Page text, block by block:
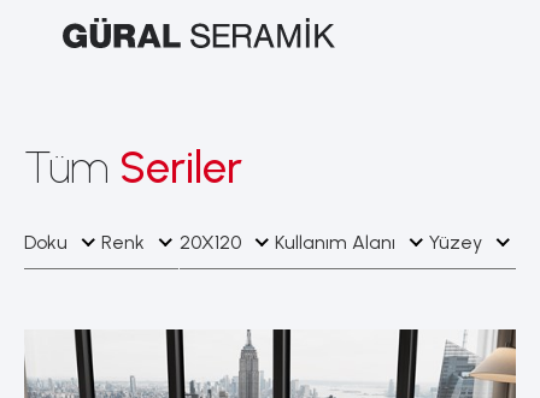
Tüm Seriler
Doku Renk 20X120 Kullanım Alanı Yüzey